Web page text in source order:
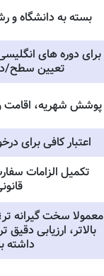
بسته به دانشگاه و
برای دوره های
تعیین سطح/
پوشش شهریه،
اعتبار کافی برای
تکمیل الزامات
معمولا سخت گیرانه
بالاتر، ارزیابی
داشته